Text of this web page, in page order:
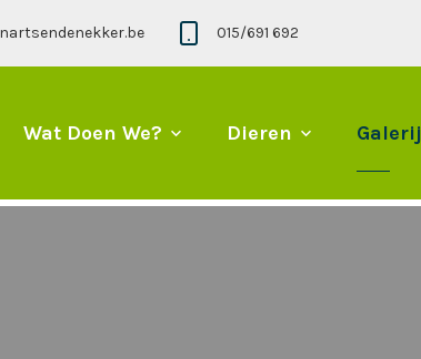
015/691 692
Wat Doen We? Dieren Galerij